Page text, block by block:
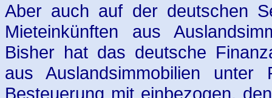
Aber auch auf der deutschen
Mieteinkünften aus
Bisher hat das deutsche
aus Auslandsimmobilien unter
Besteuerung mit einbezogen,